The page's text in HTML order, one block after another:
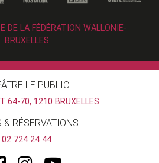
DE LA FÉDÉRATION WALLONIE-
BRUXELLES
LE PUBLIC
64-70, 1210 BRUXELLES
& RÉSERVATIONS
02 724 24 44